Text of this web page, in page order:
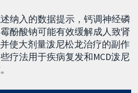
纳入的数据提示，钙调神经磷
酚酸钠可能有效缓解成人致肾
使大剂量泼尼松龙治疗的副作
疗法用于疾病复发和MCD泼尼